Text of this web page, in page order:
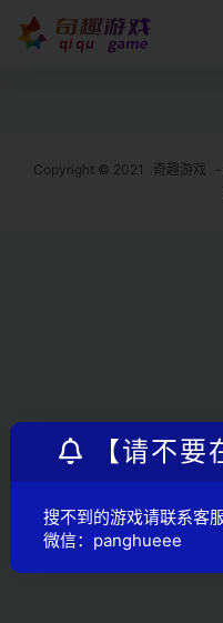
Copyright © 2021 奇趣游戏
【请不要
搜不到的游戏请联系客
微信：panghueee